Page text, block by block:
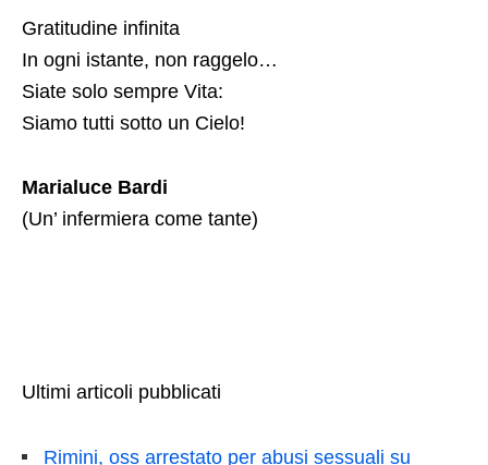
Gratitudine infinita
In ogni istante, non raggelo…
Siate solo sempre Vita:
Siamo tutti sotto un Cielo!
Marialuce Bardi
(Un’ infermiera come tante)
Ultimi articoli pubblicati
Rimini, oss arrestato per abusi sessuali su